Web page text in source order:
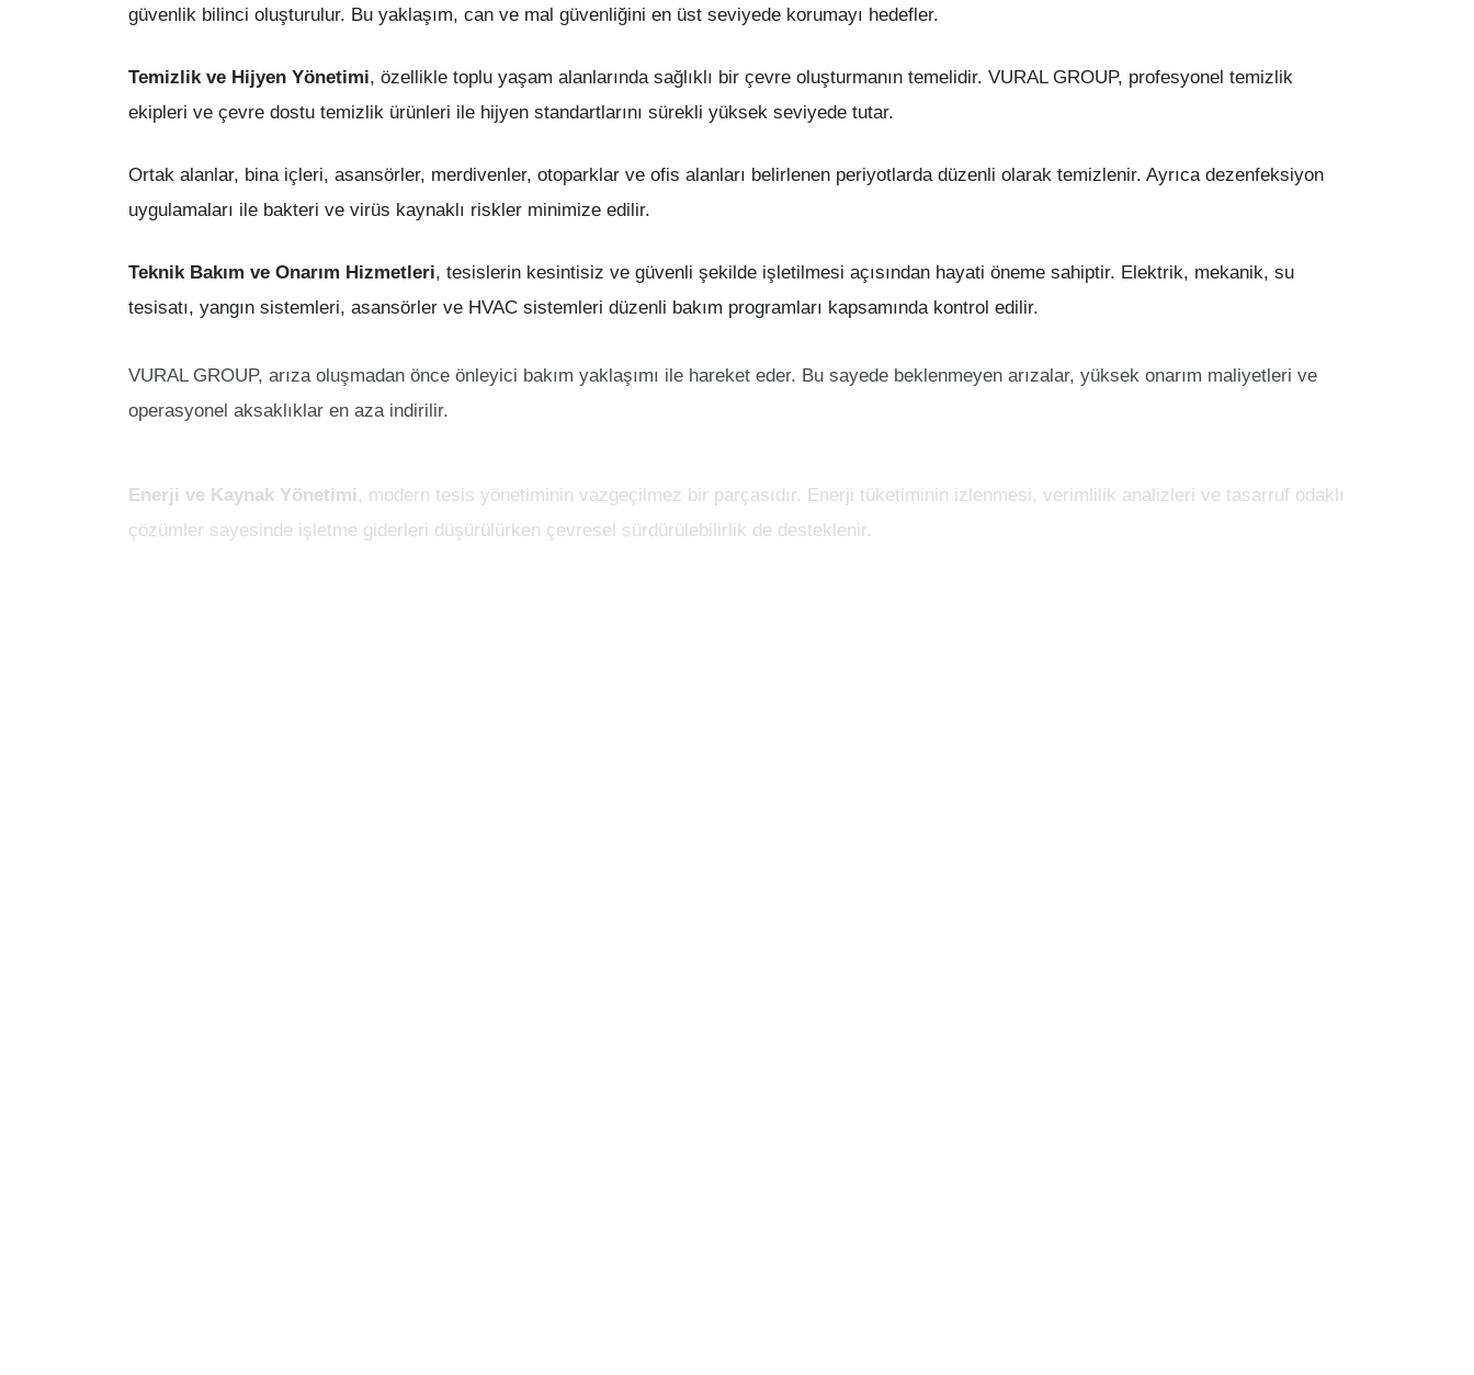
güvenlik bilinci oluşturulur. Bu yaklaşım, can ve mal güvenliğini en üst seviyede korumayı hedefler.
Temizlik ve Hijyen Yönetimi, özellikle toplu yaşam alanlarında sağlıklı bir çevre oluşturmanın temelidir. VURAL GROUP, profesyonel temizlik
ekipleri ve çevre dostu temizlik ürünleri ile hijyen standartlarını sürekli yüksek seviyede tutar.
Ortak alanlar, bina içleri, asansörler, merdivenler, otoparklar ve ofis alanları belirlenen periyotlarda düzenli olarak temizlenir. Ayrıca dezenfeksiyon
uygulamaları ile bakteri ve virüs kaynaklı riskler minimize edilir.
Teknik Bakım ve Onarım Hizmetleri, tesislerin kesintisiz ve güvenli şekilde işletilmesi açısından hayati öneme sahiptir. Elektrik, mekanik, su
tesisatı, yangın sistemleri, asansörler ve HVAC sistemleri düzenli bakım programları kapsamında kontrol edilir.
VURAL GROUP, arıza oluşmadan önce önleyici bakım yaklaşımı ile hareket eder. Bu sayede beklenmeyen arızalar, yüksek onarım maliyetleri ve
operasyonel aksaklıklar en aza indirilir.
çözümler sayesinde işletme giderleri düşürülürken çevresel sürdürülebilirlik de desteklenir.